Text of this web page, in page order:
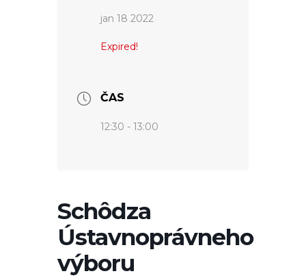
jan 18 2022
Expired!
ČAS
12:30 - 13:00
Schôdza
Ústavnoprávneho
výboru